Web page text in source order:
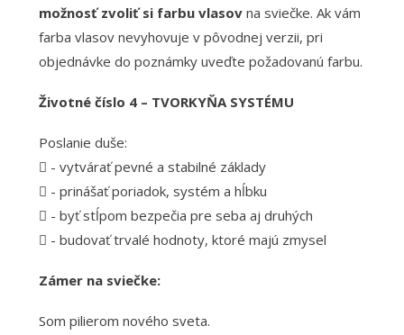
možnosť zvoliť si farbu vlasovna sviečke. Ak vám
farba vlasov nevyhovuje v pôvodnej verzii, pri
objednávke do poznámky uveďte požadovanú farbu.
Životné číslo 4 – TVORKYŇA SYSTÉMU
Poslanie duše:
 - vytvárať pevné a stabilné základy
 - prinášať poriadok, systém a hĺbku
 - byť stĺpom bezpečia pre seba aj druhých
 - budovať trvalé hodnoty, ktoré majú zmysel
Zámer na sviečke:
Som pilierom nového sveta.